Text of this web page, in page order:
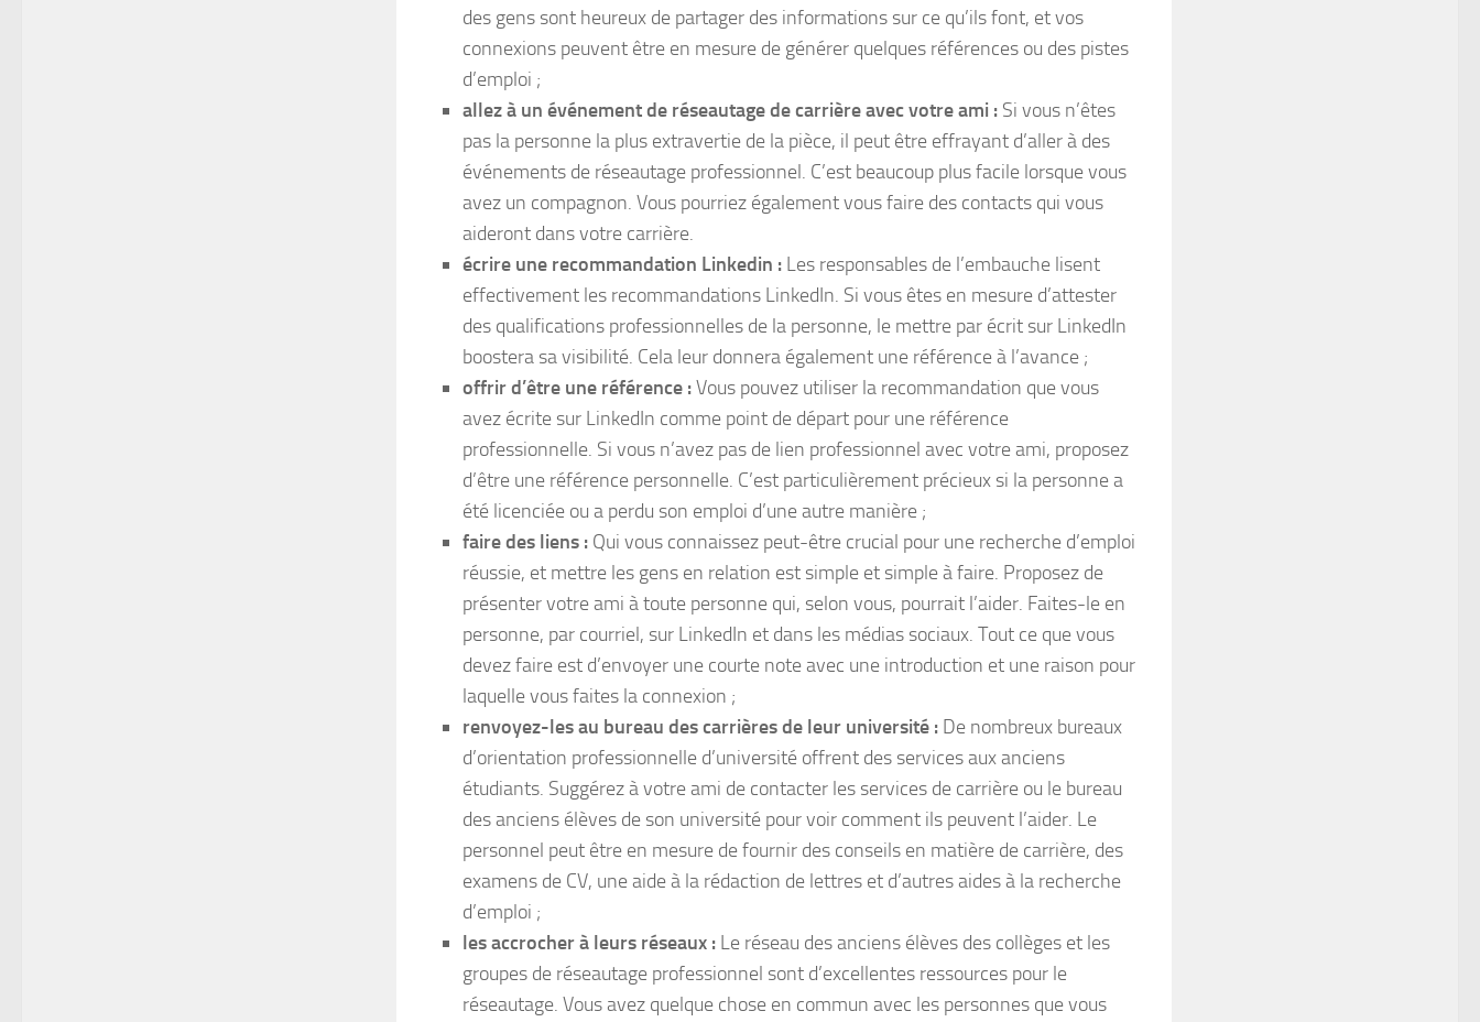
des gens sont heureux de partager des informations sur ce qu’ils font, et vos
connexions peuvent être en mesure de générer quelques références ou des pistes
d’emploi ;
allez à un événement de réseautage de carrière avec votre ami : Si vous n’êtes
pas la personne la plus extravertie de la pièce, il peut être effrayant d’aller à des
événements de réseautage professionnel. C’est beaucoup plus facile lorsque vous
avez un compagnon. Vous pourriez également vous faire des contacts qui vous
aideront dans votre carrière.
écrire une recommandation Linkedin : Les responsables de l’embauche lisent
effectivement les recommandations LinkedIn. Si vous êtes en mesure d’attester
des qualifications professionnelles de la personne, le mettre par écrit sur LinkedIn
boostera sa visibilité. Cela leur donnera également une référence à l’avance ;
offrir d’être une référence :Vous pouvez utiliser la recommandation que vous
avez écrite sur LinkedIn comme point de départ pour une référence
professionnelle. Si vous n’avez pas de lien professionnel avec votre ami, proposez
d’être une référence personnelle. C’est particulièrement précieux si la personne a
été licenciée ou a perdu son emploi d’une autre manière ;
faire des liens : Qui vous connaissez peut-être crucial pour une recherche d’emploi
réussie, et mettre les gens en relation est simple et simple à faire. Proposez de
présenter votre ami à toute personne qui, selon vous, pourrait l’aider. Faites-le en
personne, par courriel, sur LinkedIn et dans les médias sociaux. Tout ce que vous
devez faire est d’envoyer une courte note avec une introduction et une raison pour
laquelle vous faites la connexion ;
renvoyez-les au bureau des carrières de leur université : De nombreux bureaux
d’orientation professionnelle d’université offrent des services aux anciens
étudiants. Suggérez à votre ami de contacter les services de carrière ou le bureau
des anciens élèves de son université pour voir comment ils peuvent l’aider. Le
personnel peut être en mesure de fournir des conseils en matière de carrière, des
examens de CV, une aide à la rédaction de lettres et d’autres aides à la recherche
d’emploi ;
les accrocher à leurs réseaux : Le réseau des anciens élèves des collèges et les
groupes de réseautage professionnel sont d’excellentes ressources pour le
réseautage. Vous avez quelque chose en commun avec les personnes que vous